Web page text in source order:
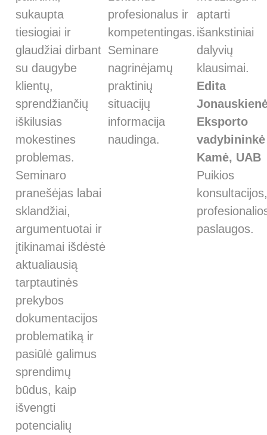
sukaupta
tiesiogiai ir
glaudžiai dirbant
su daugybe
klientų,
sprendžiančių
iškilusias
mokestines
problemas.
Seminaro
pranešėjas labai
sklandžiai,
argumentuotai ir
įtikinamai išdėstė
aktualiausią
tarptautinės
prekybos
dokumentacijos
problematiką ir
pasiūlė galimus
sprendimų
būdus, kaip
išvengti
potencialių
profesionalus ir
kompetentingas.
Seminare
nagrinėjamų
praktinių
situacijų
informacija
naudinga.
aptarti
išankstiniai
dalyvių
klausimai.
Edita
Eksporto
vadybininkė
Kamė, UAB
Puikios
konsultacijos,
paslaugos.